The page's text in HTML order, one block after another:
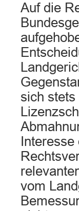
Auf die
sich
vom